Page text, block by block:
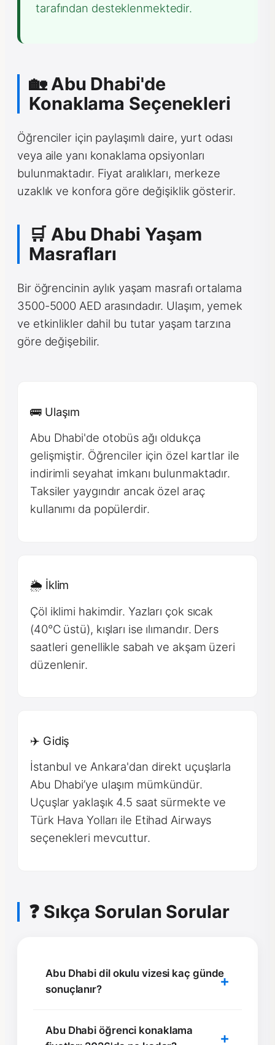
tarafından desteklenmektedir.
🏡 Abu Dhabi'de
Konaklama Seçenekleri
Öğrenciler için paylaşımlı daire, yurt odası
veya aile yanı konaklama opsiyonları
bulunmaktadır. Fiyat aralıkları, merkeze
uzaklık ve konfora göre değişiklik gösterir.
🛒 Abu Dhabi Yaşam
Masrafları
Bir öğrencinin aylık yaşam masrafı ortalama
3500-5000 AED arasındadır. Ulaşım, yemek
ve etkinlikler dahil bu tutar yaşam tarzına
göre değişebilir.
🚌 Ulaşım
Abu Dhabi'de otobüs ağı oldukça
gelişmiştir. Öğrenciler için özel kartlar ile
indirimli seyahat imkanı bulunmaktadır.
Taksiler yaygındır ancak özel araç
kullanımı da popülerdir.
🌦 İklim
Çöl iklimi hakimdir. Yazları çok sıcak
(40°C üstü), kışları ise ılımandır. Ders
saatleri genellikle sabah ve akşam üzeri
düzenlenir.
✈️ Gidiş
İstanbul ve Ankara'dan direkt uçuşlarla
Abu Dhabi’ye ulaşım mümkündür.
Uçuşlar yaklaşık 4.5 saat sürmekte ve
Türk Hava Yolları ile Etihad Airways
seçenekleri mevcuttur.
❓ Sıkça Sorulan Sorular
Abu Dhabi dil okulu vizesi kaç günde
sonuçlanır?
Abu Dhabi öğrenci konaklama